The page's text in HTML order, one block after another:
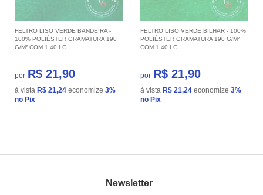
FELTRO LISO VERDE BANDEIRA -
100% POLIÉSTER GRAMATURA 190
G/M² COM 1,40 LG
por R$ 21,90
à vista R$ 21,24 economize 3%
no Pix
FELTRO LISO VERDE BILHAR - 100%
POLIÉSTER GRAMATURA 190 G/M²
COM 1,40 LG
por R$ 21,90
à vista R$ 21,24 economize 3%
no Pix
Newsletter